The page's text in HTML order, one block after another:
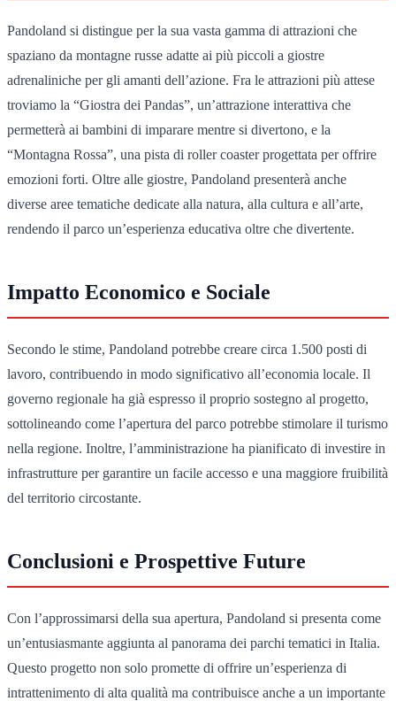
Pandoland si distingue per la sua vasta gamma di attrazioni che
spaziano da montagne russe adatte ai più piccoli a giostre
adrenaliniche per gli amanti dell’azione. Fra le attrazioni più attese
troviamo la “Giostra dei Pandas”, un’attrazione interattiva che
permetterà ai bambini di imparare mentre si divertono, e la
“Montagna Rossa”, una pista di roller coaster progettata per offrire
emozioni forti. Oltre alle giostre, Pandoland presenterà anche
diverse aree tematiche dedicate alla natura, alla cultura e all’arte,
rendendo il parco un’esperienza educativa oltre che divertente.
Impatto Economico e Sociale
Secondo le stime, Pandoland potrebbe creare circa 1.500 posti di
lavoro, contribuendo in modo significativo all’economia locale. Il
governo regionale ha già espresso il proprio sostegno al progetto,
sottolineando come l’apertura del parco potrebbe stimolare il turismo
nella regione. Inoltre, l’amministrazione ha pianificato di investire in
infrastrutture per garantire un facile accesso e una maggiore fruibilità
del territorio circostante.
Conclusioni e Prospettive Future
Con l’approssimarsi della sua apertura, Pandoland si presenta come
un’entusiasmante aggiunta al panorama dei parchi tematici in Italia.
Questo progetto non solo promette di offrire un’esperienza di
intrattenimento di alta qualità ma contribuisce anche a un importante